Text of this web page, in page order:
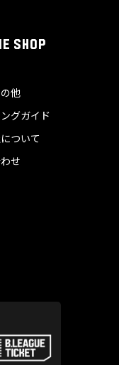
SHOP
他
グガイド
ついて
せ